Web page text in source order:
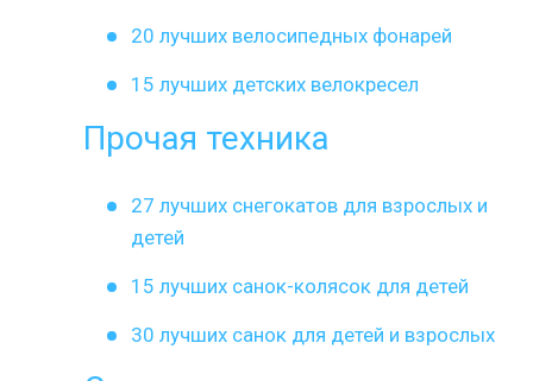
20 лучших велосипедных фонарей
15 лучших детских велокресел
Прочая техника
27 лучших снегокатов для взрослых и
детей
15 лучших санок-колясок для детей
30 лучших санок для детей и взрослых